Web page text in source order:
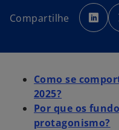
Compartilhe
a
b
r
e
o
v
u
i
a
Como se
2025?
Por que os
protagonismo?